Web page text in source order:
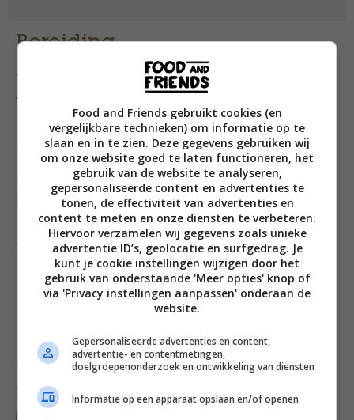
Bereiding
1. Halveer de komkommer in de lengte en
verwijder met een theelepel de zaadjes. Snijd
in stukken, leg ze in een vergiet en bestrooi ze met
zout.
2. Pel en pers de knoflook en meng met de sojayoghurt
en de olijfolie. Dep de komkommer droog en rasp
grof. Schep door de yoghurt en breng op smaak met
zout en peper.
3. Hak net voor het serveren de blaadjes oregano.
Garneer de tzatziki met oregano en chilivlokken
en besprenkel met wat olijfolie.
Deel dit recept
Food and Friends gebruikt cookies (en
vergelijkbare technieken) om informatie op te
slaan en in te zien. Deze gegevens gebruiken wij
om onze website goed te laten functioneren, het
gebruik van de website te analyseren,
gepersonaliseerde content en advertenties te
tonen, de effectiviteit van advertenties en
content te meten en onze diensten te verbeteren.
Hiervoor verzamelen wij gegevens zoals unieke
advertentie ID’s, geolocatie en surfgedrag. Je
kunt je cookie instellingen wijzigen door het
gebruik van onderstaande 'Meer opties' knop of
via 'Privacy instellingen aanpassen' onderaan de
website.
Gepersonaliseerde advertenties en content,
advertentie- en contentmetingen,
doelgroepenonderzoek en ontwikkeling van diensten
Informatie op een apparaat opslaan en/of openen